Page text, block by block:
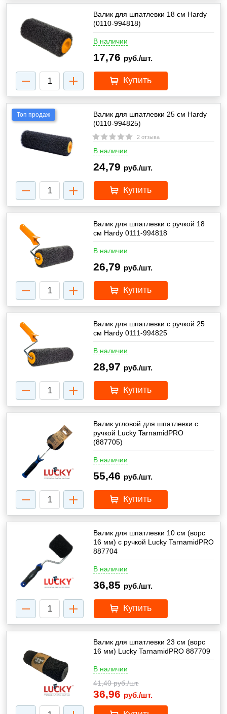
Валик для шпатлевки 18 см Hardy
(0110-994818)
В наличии
17,76 руб./шт.
Купить
Топ продаж
Валик для шпатлевки 25 см Hardy
(0110-994825)
2 отзыва
В наличии
24,79 руб./шт.
Купить
Валик для шпатлевки с ручкой 18
см Hardy 0111-994818
В наличии
26,79 руб./шт.
Купить
Валик для шпатлевки с ручкой 25
см Hardy 0111-994825
В наличии
28,97 руб./шт.
Купить
Валик угловой для шпатлевки с
ручкой Lucky TarnamidPRO
(887705)
В наличии
55,46 руб./шт.
Купить
Валик для шпатлевки 10 см (ворс
16 мм) с ручкой Lucky TarnamidPRO
887704
В наличии
36,85 руб./шт.
Купить
Валик для шпатлевки 23 см (ворс
16 мм) Lucky TarnamidPRO 887709
В наличии
41,40руб./шт.
36,96 руб./шт.